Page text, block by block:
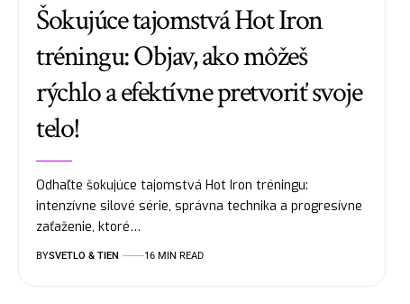
Šokujúce tajomstvá Hot Iron
tréningu: Objav, ako môžeš
rýchlo a efektívne pretvoriť svoje
telo!
Odhaľte šokujúce tajomstvá Hot Iron tréningu:
intenzívne silové série, správna technika a progresívne
zaťaženie, ktoré…
BYSVETLO & TIEN 16 MIN READ